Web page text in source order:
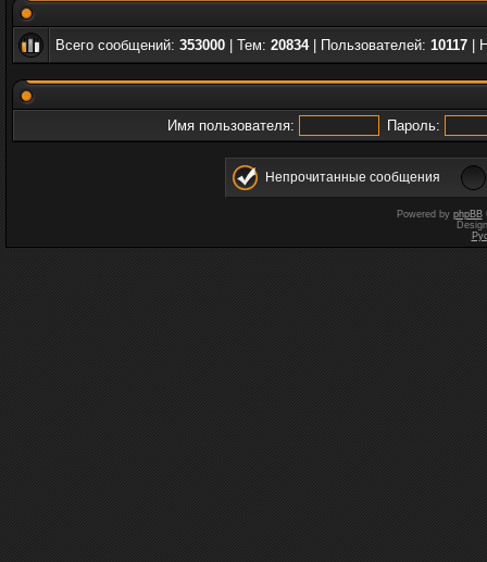
Всего сообщений: 353000 | Тем: 20834| Пользователей: 10117 |
Имя пользователя: Пароль:
Непрочитанные сообщения
Powered by phpBB